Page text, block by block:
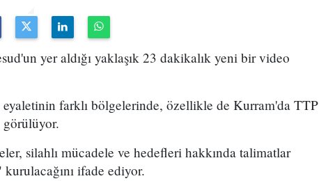
yer aldığı yaklaşık 23 dakikalık yeni bir video
farklı bölgelerinde, özellikle de Kurram'da TTP
görülüyor.
silahlı mücadele ve hedefleri hakkında talimatlar
ifade ediyor.